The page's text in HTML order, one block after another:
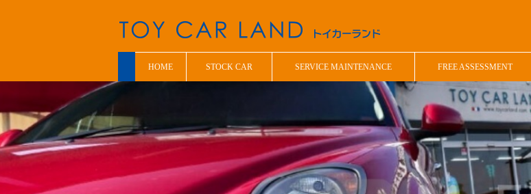
HOME STOCK CAR SERVICE MAINTENANCE FREE ASSESSMENT